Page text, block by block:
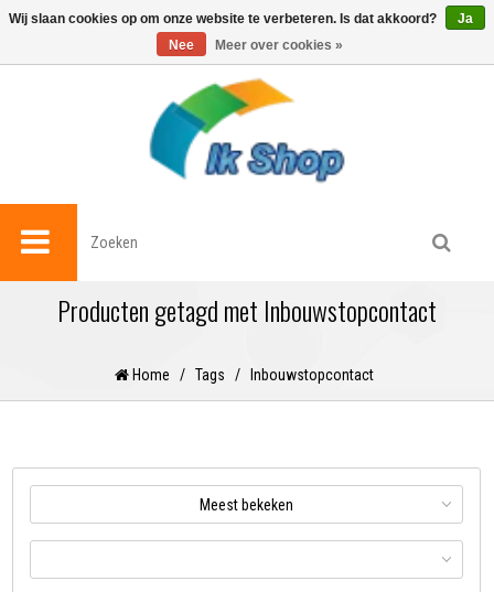
0
Producten getagd met Inbouwstopcontact
Home / Tags / Inbouwstopcontact
Meest bekeken
Wij slaan cookies op om onze website te verbeteren. Is dat akkoord?
Ja
Nee
Meer over cookies »